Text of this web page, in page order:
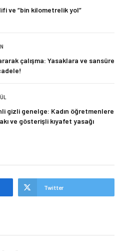
ve “bin kilometrelik yol”
çalışma: Yasaklara ve sansüre
gizli genelge: Kadın öğretmenlere
ve gösterişli kıyafet yasağı
Twitter